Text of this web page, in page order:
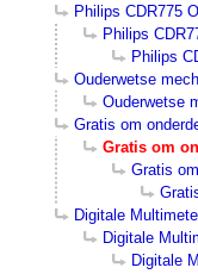
Philips CDR775
Philips
Philips
Ouderwetse
Ouderwetse
Gratis om
Gratis om
Gratis
Digitale
Digitale
Digitale